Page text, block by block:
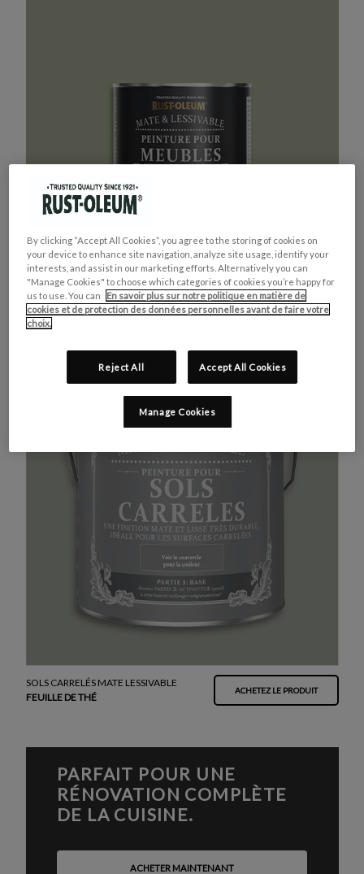
MEUBLES DE CUISINE
VERT KAKI
SOLS CARRELÉS MATE LESSIVABLE
FEUILLE DE THÉ
ACHETEZ LE PRODUIT
PARFAIT POUR UNE
RÉNOVATION COMPLÈTE
DE LA CUISINE.
ACHETER MAINTENANT
By clicking “Accept All Cookies”, you agree to the storing of cookies on
your device to enhance site navigation, analyze site usage, identify your
interests, and assist in our marketing efforts. Alternatively you can
"Manage Cookies" to choose which categories of cookies you’re happy for
us to use. You can
En savoir plus sur notre politique en matière de
cookies et de protection des données personnelles avant de faire votre
choix.
Reject All Accept All Cookies
Manage Cookies